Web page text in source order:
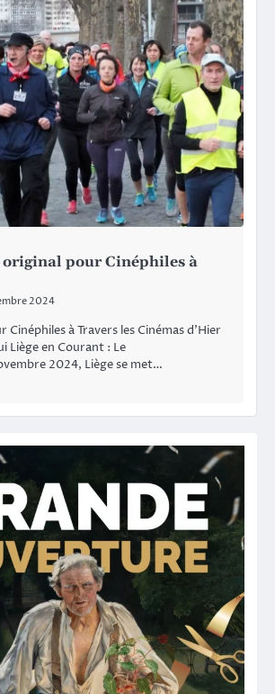
original pour Cinéphiles à
2024
Cinéphiles à Travers les Cinémas d’Hier
Liège en Courant : Le
2024, Liège se met…